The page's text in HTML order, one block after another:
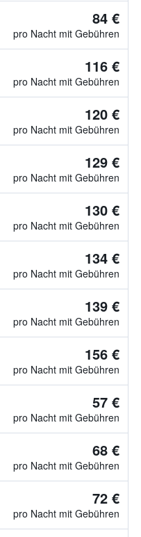
84 €
pro Nacht mit Gebühren
116 €
pro Nacht mit Gebühren
120 €
pro Nacht mit Gebühren
129 €
pro Nacht mit Gebühren
130 €
pro Nacht mit Gebühren
134 €
pro Nacht mit Gebühren
139 €
pro Nacht mit Gebühren
156 €
pro Nacht mit Gebühren
57 €
pro Nacht mit Gebühren
68 €
pro Nacht mit Gebühren
72 €
pro Nacht mit Gebühren